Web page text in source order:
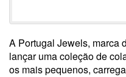
A Portugal Jewels, marca
lançar uma coleção de
os mais pequenos,